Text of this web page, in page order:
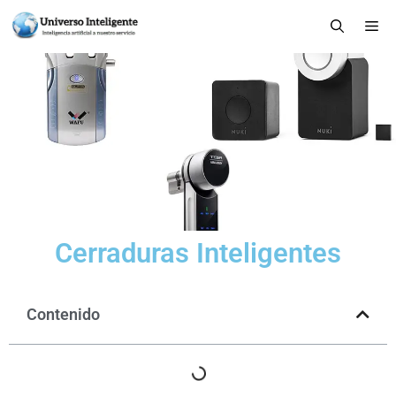
Cerraduras Inteligentes
Contenido